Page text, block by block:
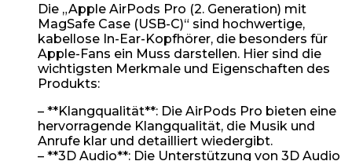
Die „Apple AirPods Pro (2. Generation) mit
MagSafe Case (USB-C)“ sind hochwertige,
kabellose In-Ear-Kopfhörer, die besonders für
Apple-Fans ein Muss darstellen. Hier sind die
wichtigsten Merkmale und Eigenschaften des
Produkts:
– **Klangqualität**: Die AirPods Pro bieten eine
hervorragende Klangqualität, die Musik und
Anrufe klar und detailliert wiedergibt.
– **3D Audio**: Die Unterstützung von 3D Audio